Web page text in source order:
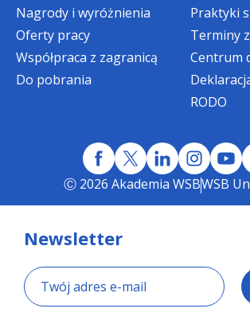
Nagrody i wyróżnienia
Oferty pracy
Współpraca z zagranicą
Do pobrania
Praktyki
Terminy
Centrum
RODO
Ⓒ 2026 Akademia WSBWSB
Newsletter